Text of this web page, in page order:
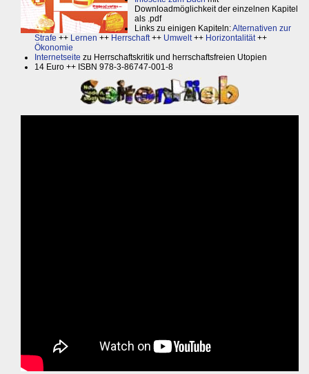
Downloadmöglichkeit der einzelnen Kapitel
als .pdf
Links zu einigen Kapiteln:Alternativen zur
Strafe ++ Lernen ++ Herrschaft++ Umwelt++ Horizontalität++
Ökonomie
Internetseite zu Herrschaftskritik und herrschaftsfreien Utopien
14 Euro ++ ISBN 978-3-86747-001-8